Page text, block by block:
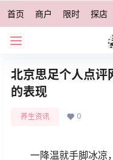
首页 商户 限时 探店
北京思足个人点评
的表现
养生资讯 0
一降温就手脚冰凉